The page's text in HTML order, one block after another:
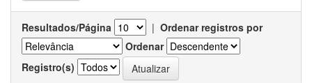
Resultados/Página | Ordenar registros por
Ordenar
Registro(s)